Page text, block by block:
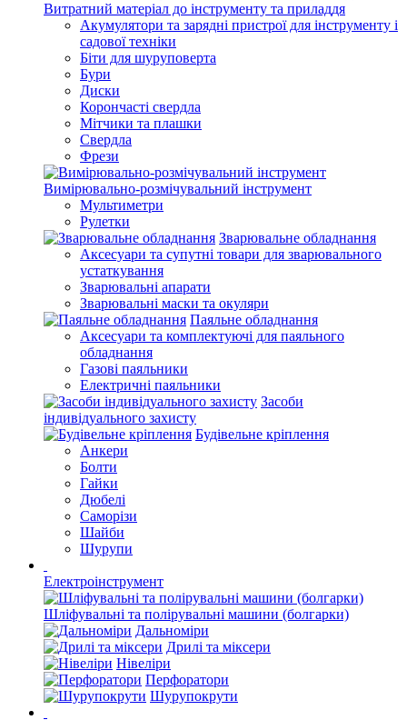
Витратний матеріал до інструменту та приладдя
Акумулятори та зарядні пристрої для інструменту і
садової техніки
Біти для шуруповерта
Бури
Диски
Корончасті свердла
Мітчики та плашки
Свердла
Фрези
Вимірювально-розмічувальний інструмент
Мультиметри
Рулетки
Зварювальне обладнання
Аксесуари та супутні товари для зварювального
устаткування
Зварювальні апарати
Зварювальні маски та окуляри
Паяльне обладнання
Аксесуари та комплектуючі для паяльного
обладнання
Газові паяльники
Електричні паяльники
Засоби
індивідуального захисту
Будівельне кріплення
Анкери
Болти
Гайки
Дюбелі
Саморізи
Шайби
Шурупи
Електроінструмент
Шліфувальні та полірувальні машини (болгарки)
Дальноміри
Дрилі та міксери
Нівеліри
Перфоратори
Шурупокрути